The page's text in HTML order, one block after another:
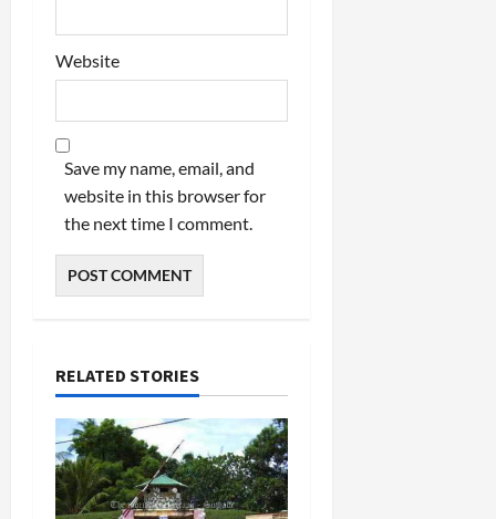
Website
Save my name, email, and
website in this browser for
the next time I comment.
RELATED STORIES